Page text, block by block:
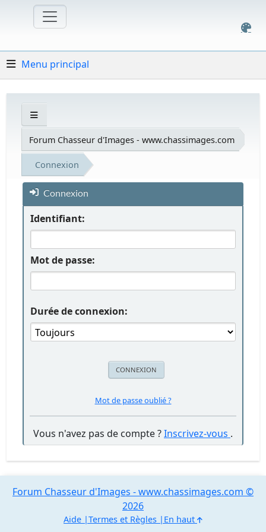
Menu principal
Forum Chasseur d'Images - www.chassimages.com
Connexion
Connexion
Identifiant:
Mot de passe:
Durée de connexion:
Mot de passe oublié ?
Vous n'avez pas de compte ?Inscrivez-vous .
Forum Chasseur d'Images - www.chassimages.com ©
2026
Aide Termes et Règles En haut